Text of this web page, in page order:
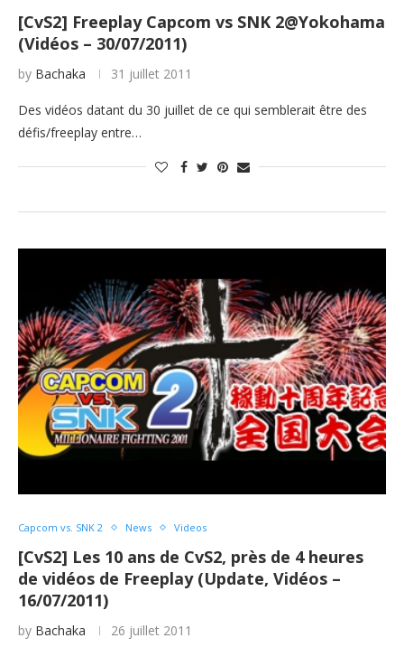
[CvS2] Freeplay Capcom vs SNK 2@Yokohama
(Vidéos – 30/07/2011)
by Bachaka 31 juillet 2011
Des vidéos datant du 30 juillet de ce qui semblerait être des
défis/freeplay entre…
Capcom vs. SNK 2 News Videos
[CvS2] Les 10 ans de CvS2, près de 4 heures
de vidéos de Freeplay (Update, Vidéos –
16/07/2011)
by Bachaka 26 juillet 2011